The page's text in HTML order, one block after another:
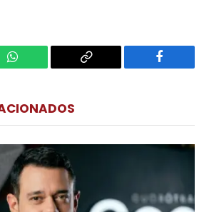
WhatsApp
Copy
Facebook